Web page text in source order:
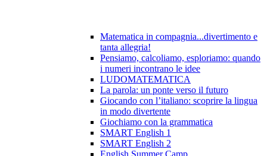
Matematica in compagnia...divertimento e
tanta allegria!
Pensiamo, calcoliamo, esploriamo: quando
i numeri incontrano le idee
LUDOMATEMATICA
La parola: un ponte verso il futuro
Giocando con l’italiano: scoprire la lingua
in modo divertente
Giochiamo con la grammatica
SMART English 1
SMART English 2